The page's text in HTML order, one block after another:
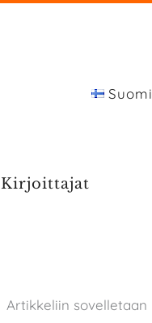
Suomi
Kirjoittajat
Artikkeliin sovelletaan